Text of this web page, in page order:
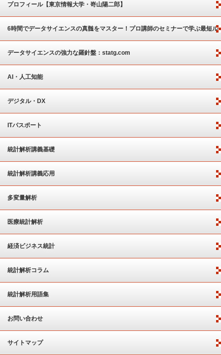
プロフィール【東京情報大学・嵜山陽二郎】
6時間でデータサイエンスの真髄をマスター！プロ講師のセミナーで学ぶ最短ル
ート
データサイエンスの強力な羅針盤：statg.com
AI・人工知能
デジタル・DX
ITパスポート
統計解析講義基礎
統計解析講義応用
多変量解析
医療統計解析
経済ビジネス統計
統計解析コラム
統計解析用語集
お問い合わせ
サイトマップ